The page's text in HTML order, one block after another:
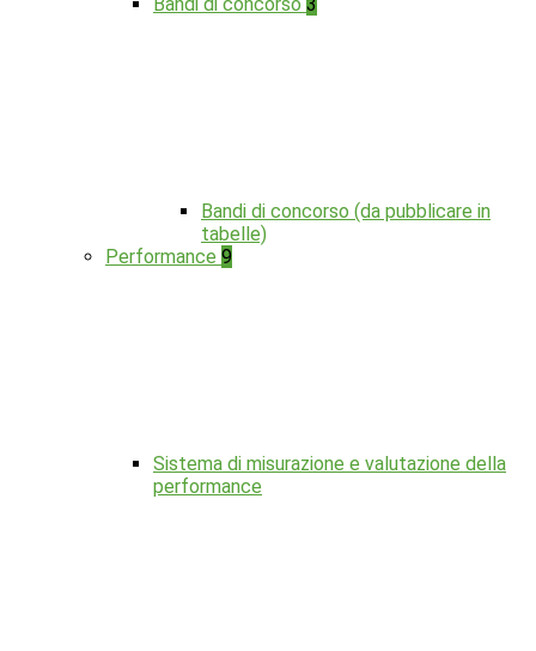
Bandi di concorso (da pubblicare in
tabelle)
Performance 9
Sistema di misurazione e valutazione della
performance